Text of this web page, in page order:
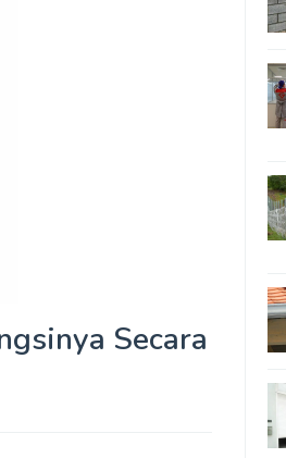
Secara